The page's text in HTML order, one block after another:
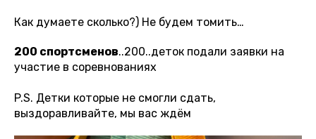
Как думаете сколько?) Не будем томить…
200 спортсменов..200..деток подали заявки на
участие в соревнованиях
P.S. Детки которые не смогли сдать,
выздоравливайте, мы вас ждём